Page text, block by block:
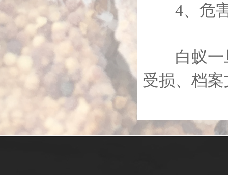
4、危害
白蚁一旦
受损、档